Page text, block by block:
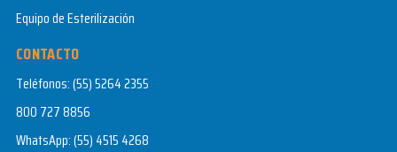
Equipo de Esterilización
CONTACTO
Teléfonos:(55) 5264 2355
800 727 8856
WhatsApp:(55) 4515 4268